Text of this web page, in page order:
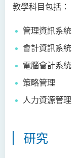
教學科目包括：
管理資訊系統
會計資訊系統
電腦會計系統
策略管理
人力資源管理
研究